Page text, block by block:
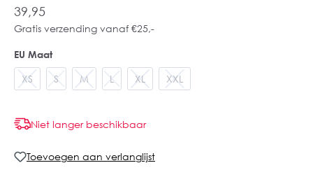
39,95
Gratis verzending vanaf €25,-
EU Maat
XS S M L XL XXL
Niet langer beschikbaar
Toevoegen aan verlanglijst